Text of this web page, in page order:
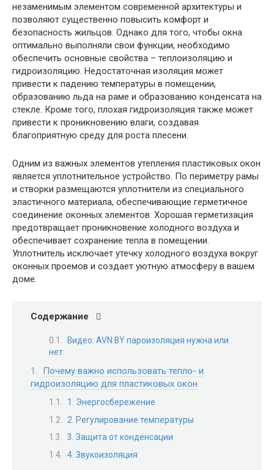
незаменимым элементом современной архитектуры и
позволяют существенно повысить комфорт и
безопасность жильцов. Однако для того, чтобы окна
оптимально выполняли свои функции, необходимо
обеспечить основные свойства – теплоизоляцию и
гидроизоляцию. Недостаточная изоляция может
привести к падению температуры в помещении,
образованию льда на раме и образованию конденсата на
стекле. Кроме того, плохая гидроизоляция также может
привести к проникновению влаги, создавая
благоприятную среду для роста плесени.
Одним из важных элементов утепления пластиковых окон
является уплотнительное устройство. По периметру рамы
и створки размещаются уплотнители из специального
эластичного материала, обеспечивающие герметичное
соединение оконных элементов. Хорошая герметизация
предотвращает проникновение холодного воздуха и
обеспечивает сохранение тепла в помещении.
Уплотнитель исключает утечку холодного воздуха вокруг
оконных проемов и создает уютную атмосферу в вашем
доме.
Содержание
Видео: AVN.BY пароизоляция нужна или
нет
Почему важно использовать тепло- и
гидроизоляцию для пластиковых окон
1. Энергосбережение
2. Регулирование температуры
3. Защита от конденсации
4. Звукоизоляция